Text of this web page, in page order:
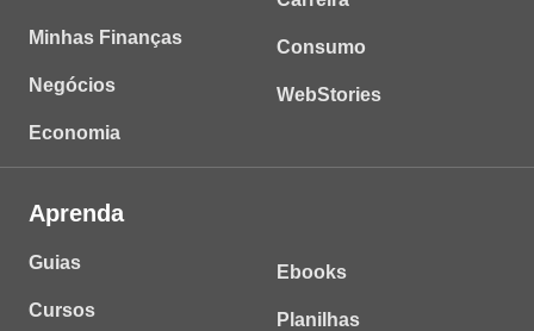
Minhas Finanças
Negócios
Economia
Consumo
WebStories
Aprenda
Guias
Cursos
Ebooks
Planilhas